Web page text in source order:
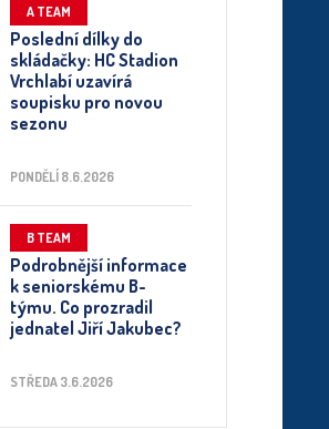
A TEAM
Poslední dílky do
skládačky: HC Stadion
Vrchlabí uzavírá
soupisku pro novou
sezonu
PONDĚLÍ 8.6.2026
B TEAM
Podrobnější informace
k seniorskému B-
týmu. Co prozradil
jednatel Jiří Jakubec?
STŘEDA 3.6.2026